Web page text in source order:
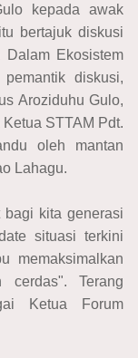
kepada awak
bertajuk diskusi
Ekosistem
diskusi,
Aroziduhu Gulo,
STTAM Pdt.
oleh mantan
Lahagu.
bagi kita generasi
situasi terkini
memaksimalkan
cerdas". Terang
Ketua Forum